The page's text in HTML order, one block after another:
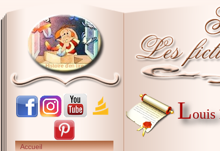
Accueil
Louis